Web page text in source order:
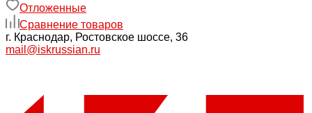
Отложенные
Сравнение товаров
г. Краснодар, Ростовское шоссе, 36
mail@iskrussian.ru